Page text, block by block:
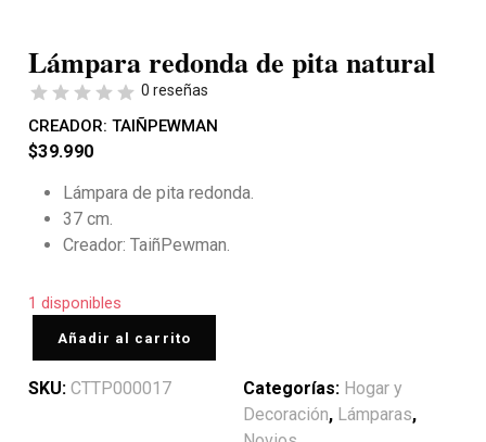
Lámpara redonda de pita natural
0 reseñas
CREADOR: TAIÑPEWMAN
$39.990
Lámpara de pita redonda.
37 cm.
Creador: TaiñPewman.
1 disponibles
Añadir al carrito
SKU: CTTP000017 Categorías: Hogar y
Decoración, Lámparas,